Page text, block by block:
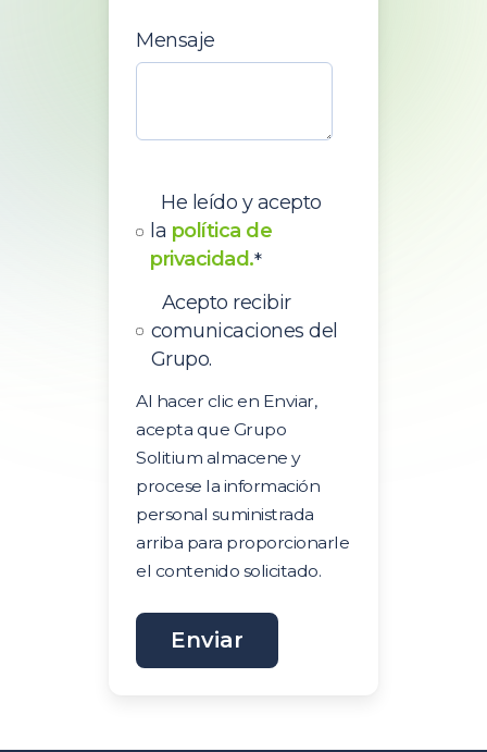
Mensaje
He leído y acepto
la política de
privacidad.*
Acepto recibir
comunicaciones del
Grupo.
Al hacer clic en Enviar,
acepta que Grupo
Solitium almacene y
procese la información
personal suministrada
arriba para proporcionarle
el contenido solicitado.